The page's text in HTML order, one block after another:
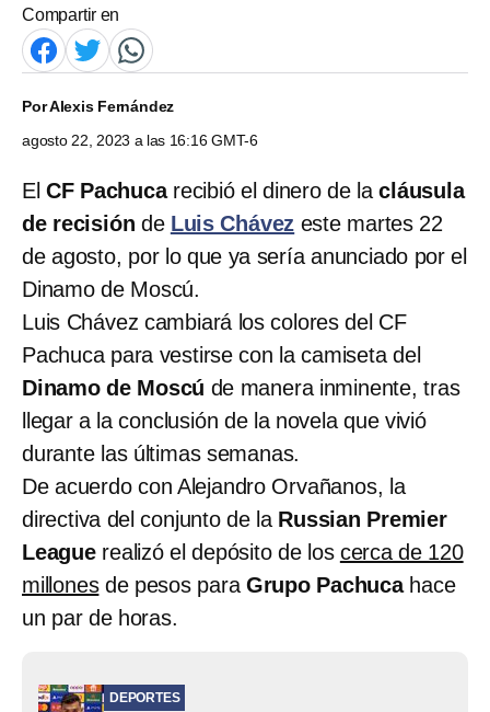
Compartir en
PorAlexis Fernández
agosto 22, 2023 a las 16:16 GMT-6
El CF Pachucarecibió el dinero de lacláusula
de recisión de Luis Chávez este martes 22
de agosto, por lo que ya sería anunciado por el
Dinamo de Moscú.
Luis Chávez cambiará los colores del CF
Pachuca para vestirse con la camiseta del
Dinamo de Moscú de manera inminente, tras
llegar a la conclusión de la novela que vivió
durante las últimas semanas.
De acuerdo con Alejandro Orvañanos, la
directiva del conjunto de la Russian Premier
Leaguerealizó el depósito de los cerca de 120
millonesde pesos para Grupo Pachucahace
un par de horas.
DEPORTES